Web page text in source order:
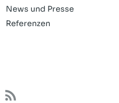
News und Presse
Referenzen